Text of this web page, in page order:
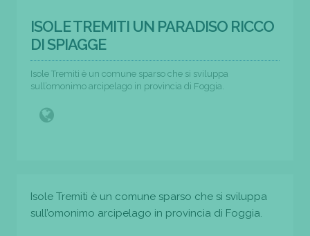
ISOLE TREMITI UN PARADISO RICCO
DI SPIAGGE
Isole Tremiti è un comune sparso che si sviluppa
sull’omonimo arcipelago in provincia di Foggia.
Isole Tremiti è un comune sparso che si sviluppa
sull’omonimo arcipelago in provincia di Foggia.